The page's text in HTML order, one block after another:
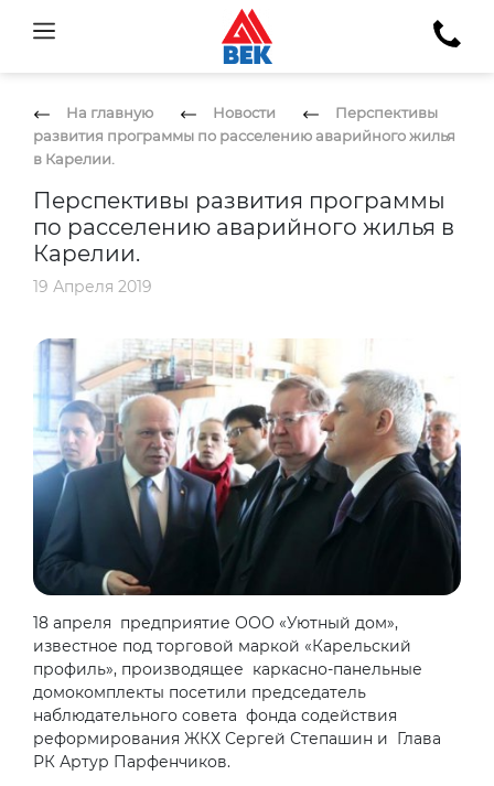
На главную Новости
Перспективы
развития программы по расселению аварийного жилья
в Карелии.
Перспективы развития программы
по расселению аварийного жилья в
Карелии.
19 Апреля 2019
18 апреля предприятие ООО «Уютный дом»,
известное под торговой маркой «Карельский
профиль», производящее каркасно-панельные
домокомплекты посетили председатель
наблюдательного совета фонда содействия
реформирования ЖКХ Сергей Степашин и Глава
РК Артур Парфенчиков.